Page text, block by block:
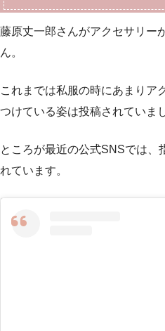
藤原丈一郎さんがアクセサリー
ん。
これまでは私服の時にあまりア
つけている姿は投稿されていま
ところが最近の公式SNSでは、
れています。